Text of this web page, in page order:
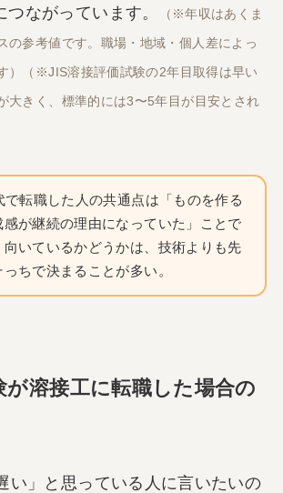
ながっています。
（※年収はあくま
の参考値です。職場・地域・個人差によっ
）（※JIS溶接評価試験の2年目取得は早い
大きく、標準的には3〜5年目が目安とされ
で転職した人の共通点は「ものを作る
感が継続の理由になっていた」ことで
向いているかどうかは、技術よりも先
っちで決まることが多い。
が溶接工に転職した場合の
い」と思っている人に言いたいの